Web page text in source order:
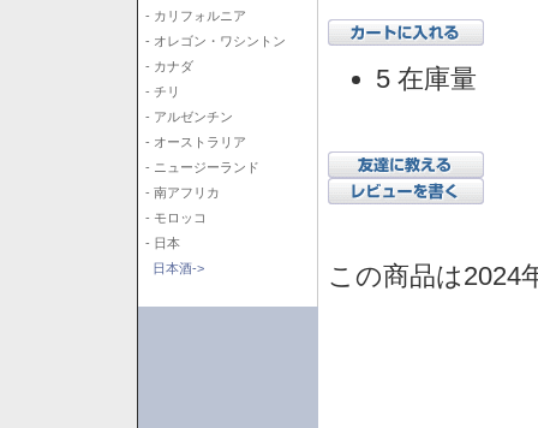
- カリフォルニア
- オレゴン・ワシントン
- カナダ
- チリ
- アルゼンチン
- オーストラリア
- ニュージーランド
- 南アフリカ
- モロッコ
- 日本
日本酒->
5 在庫量
この商品は2024